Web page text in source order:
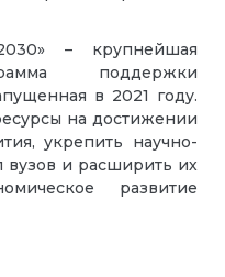
– крупнейшая
поддержки
в 2021 году.
на достижении
укрепить научно-
вузов и расширить их
развитие